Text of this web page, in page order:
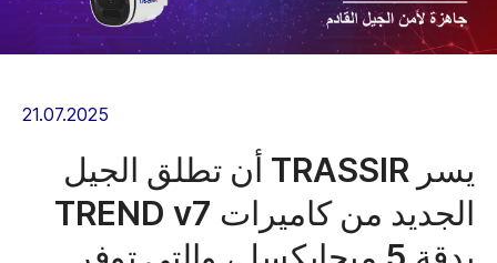
21.07.2025
يسر TRASSIR أن تطلق الجيل
الجديد من كاميرات TREND v7